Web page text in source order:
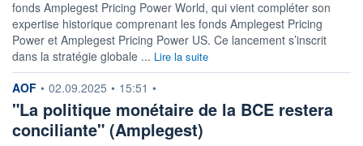
fonds Amplegest Pricing Power World, qui vient compléter son
expertise historique comprenant les fonds Amplegest Pricing
Power et Amplegest Pricing Power US. Ce lancement s’inscrit
dans la stratégie globale ... Lire la suite
information fournie par
AOF • 02.09.2025 • 15:51 •
"La politique monétaire de la BCE restera
conciliante" (Amplegest)